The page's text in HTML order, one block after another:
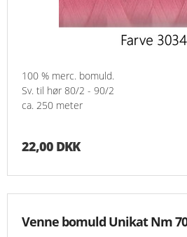
100 % merc. bomuld.
Sv. til hør 80/2 - 90/2
ca. 250 meter
22,00 DKK
Venne bomuld Unikat Nm